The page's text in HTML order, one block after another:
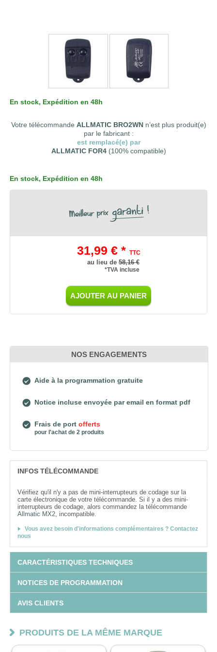
En stock, Expédition en 48h
Votre télécommande ALLMATIC BRO2WNn’est plus produit(e)
par le fabricant :
est remplacé(e) par
ALLMATIC FOR4(100% compatible)
En stock, Expédition en 48h
31,99 € * TTC
au lieu de58,16 €
*TVA incluse
AJOUTER AU PANIER
NOS ENGAGEMENTS
Aide à la programmation gratuite
Notice incluse envoyée par email en format pdf
Frais de port offerts
pour l'achat de 2 produits
INFOS TÉLÉCOMMANDE
Vérifiez qu'il n'y a pas de mini-interrupteurs de codage sur la
carte électronique de votre télécommande. Si il y a des mini-
interrupteurs de codage, alors commandez la télécommande
Allmatic MX2, incompatible.
Vous avez besoin d'informations complémentaires ? Contactez
nous
CARACTÉRISTIQUES TECHNIQUES
NOTICES DE PROGRAMMATION
AVIS CLIENTS
PRODUITS DE LA MÊME MARQUE